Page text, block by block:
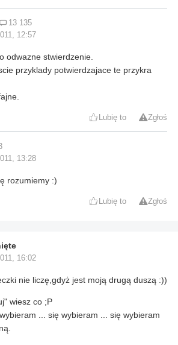
13 135
12:57
odwazne stwierdzenie.
przyklady potwierdzajace te przykra
Lubię to Zgłoś
13:28
rozumiemy :)
Lubię to Zgłoś
16:02
nie liczę,gdyż jest moją drugą duszą :))
wiesz co ;P
... się wybieram ... się wybieram